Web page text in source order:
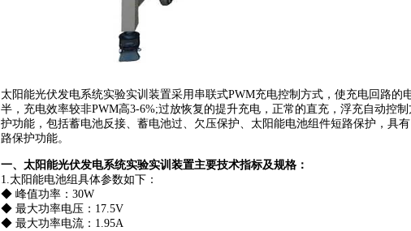
太阳能光伏发电系统实验实训装置采用串联式PWM充电控制方式，使充电回路的
半，充电效率较非PWM高3-6%;过放恢复的提升充电，正常的直充，浮充自动控
护功能，包括蓄电池反接、蓄电池过、欠压保护、太阳能电池组件短路保护，具
路保护功能。
一、太阳能光伏发电系统实验实训装置主要技术指标及规格：
1.太阳能电池组具体参数如下：
◆ 峰值功率：30W
◆ 最大功率电压：17.5V
◆ 最大功率电流：1.95A